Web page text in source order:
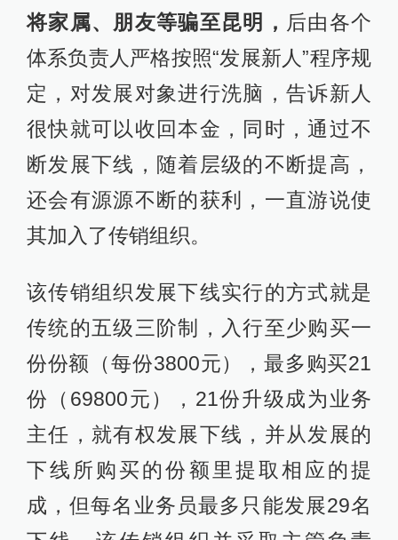
将家属、朋友等骗至昆明， 后由各个
体系负责人严格按照“发展新人”程序规
定，对发展对象进行洗脑，告诉新人
很快就可以收回本金，同时，通过不
断发展下线，随着层级的不断提高，
还会有源源不断的获利，一直游说使
其加入了传销组织。
该传销组织发展下线实行的方式就是
传统的五级三阶制，入行至少购买一
份份额（每份3800元），最多购买21
份（69800元），21份升级成为业务
主任，就有权发展下线，并从发展的
下线所购买的份额里提取相应的提
成，但每名业务员最多只能发展29名